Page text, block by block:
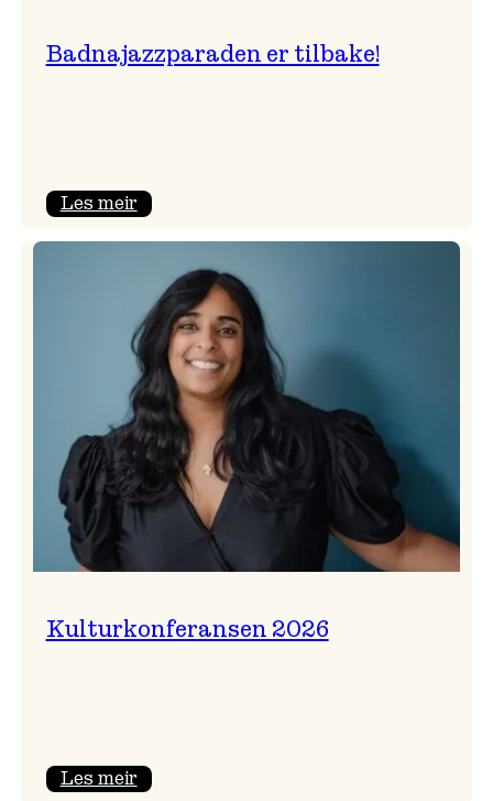
Badnajazzparaden er tilbake!
Les meir:
tilbake!
Kulturkonferansen 2026
Les meir: